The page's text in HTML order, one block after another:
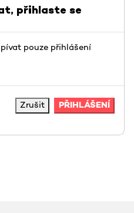
přihlaste se
pouze přihlášení
Zrušit PŘIHLÁŠENÍ